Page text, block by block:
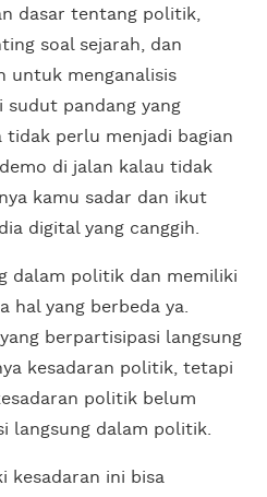
dasar tentang politik,
soal sejarah, dan
untuk menganalisis
pandang yang
perlu menjadi bagian
di jalan kalau tidak
kamu sadar dan ikut
digital yang canggih.
dalam politik dan memiliki
hal yang berbeda ya.
berpartisipasi langsung
kesadaran politik, tetapi
politik belum
langsung dalam politik.
kesadaran ini bisa